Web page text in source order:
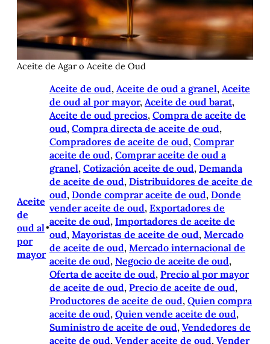
Aceite de Agar o Aceite de Oud
Aceite
de
oud al
por
mayor
•
Aceite de oud, Aceite de oud a granel, Aceite
de oud al por mayor, Aceite de oud barat
Aceite de oud precios, Compra de aceite de
oud, Compra directa de aceite de oud
Compradores de aceite de oud, Comprar
aceite de oud, Comprar aceite de oud a
granel, Cotización aceite de oud, Demanda
de aceite de oud, Distribuidores de aceite de
oud, Donde comprar aceite de oud, Donde
vender aceite de oud, Exportadores de
aceite de oud, Importadores de aceite de
oud, Mayoristas de aceite de oud, Mercado
de aceite de oud, Mercado internacional de
aceite de oud, Negocio de aceite de oud
Oferta de aceite de oud, Precio al por mayor
de aceite de oud, Precio de aceite de oud
Productores de aceite de oud, Quien compra
aceite de oud, Quien vende aceite de oud
Suministro de aceite de oud, Vendedores de
aceite de oud, Vender aceite de oud, Vender